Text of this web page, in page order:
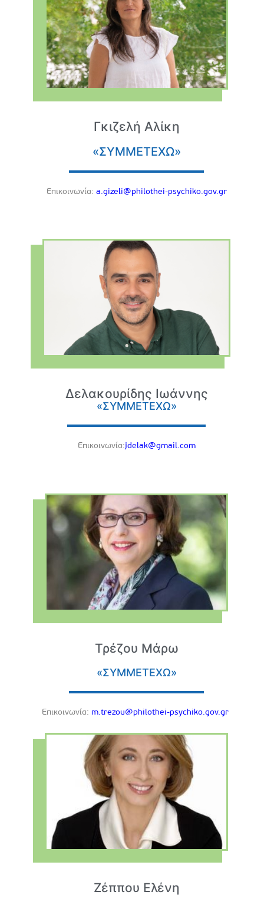
Γκιζελή Αλίκη
«ΣΥΜΜΕΤΕΧΩ»
Eπικοινωνία: a.gizeli@philothei-psychiko.gov.gr
Δελακουρίδης Ιωάννης
«ΣΥΜΜΕΤΕΧΩ»
Eπικοινωνία:jdelak@gmail.com
Τρέζου Μάρω
«ΣΥΜΜΕΤΕΧΩ»
Eπικοινωνία: m.trezou@philothei-psychiko.gov.gr
Ζέππου Ελένη